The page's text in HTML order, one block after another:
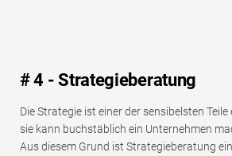
# 4 - Strategieberatung
Die Strategie ist einer der sensibelsten
sie kann buchstäblich ein Unternehmen
Aus diesem Grund ist Strategieberatung